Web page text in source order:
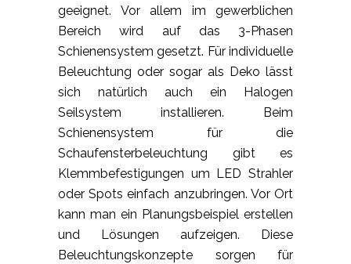
geeignet. Vor allem im gewerblichen
Bereich wird auf das 3-Phasen
Schienensystem gesetzt. Für individuelle
Beleuchtung oder sogar als Deko lässt
sich natürlich auch ein Halogen
Seilsystem installieren. Beim
Schienensystem für die
Schaufensterbeleuchtung gibt es
Klemmbefestigungen um LED Strahler
oder Spots einfach anzubringen. Vor Ort
kann man ein Planungsbeispiel erstellen
und Lösungen aufzeigen. Diese
Beleuchtungskonzepte sorgen für